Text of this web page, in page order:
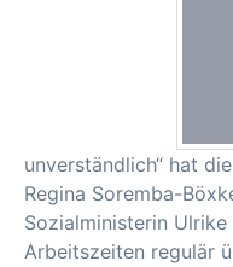
unverständlich“ hat
Regina Soremba-
Sozialministerin
Arbeitszeiten regulär